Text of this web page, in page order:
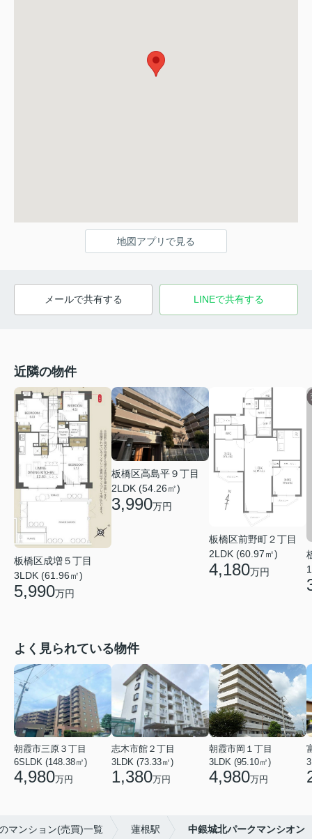
地図アプリで見る
メールで共有する LINEで共有する
近隣の物件
板橋区成増５丁目
3LDK (61.96㎡)
5,990万円
板橋区高島平９丁目
2LDK (54.26㎡)
3,990万円
板橋区前野町２丁目
2LDK (60.97㎡)
4,180万円
よく見られている物件
朝霞市三原３丁目
6SLDK (148.38㎡)
4,980万円
志木市館２丁目
3LDK (73.33㎡)
1,380万円
朝霞市岡１丁目
3LDK (95.10㎡)
4,980万円
マンション(売買)一覧 蓮根駅 中銀城北パークマンシオン